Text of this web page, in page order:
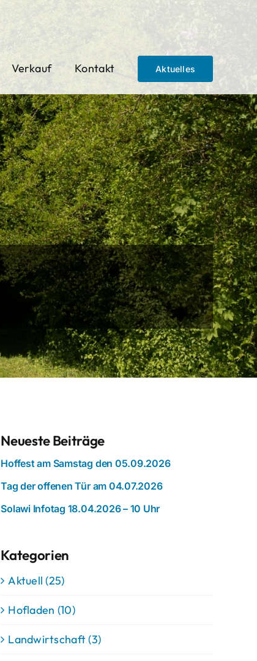
Verkauf Kontakt Aktuelles
Neueste Beiträge
Hoffest am Samstag den 05.09.2026
Tag der offenen Tür am 04.07.2026
Solawi Infotag 18.04.2026 – 10 Uhr
Kategorien
Aktuell (25)
Hofladen (10)
Landwirtschaft (3)